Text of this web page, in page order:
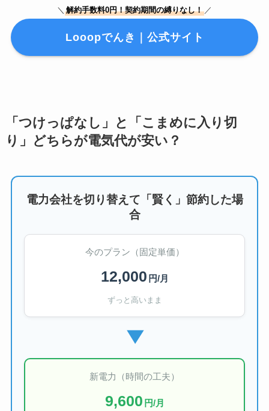
＼ 解約手数料0円！契約期間の縛りなし！ ／
Looopでんき｜公式サイト
「つけっぱなし」と「こまめに入り切
り」どちらが電気代が安い？
電力会社を切り替えて「賢く」節約した場
合
今のプラン（固定単価）
12,000 円/月
ずっと高いまま
▶
新電力（時間の工夫）
9,600 円/月